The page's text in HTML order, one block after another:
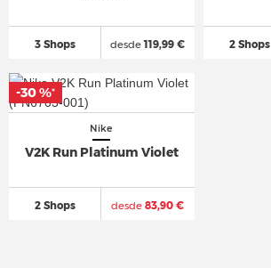
3 Shops desde119,99 € 2 Shops
Nike
V2K Run Platinum Violet
2 Shops desde 83,90 €
-30 %*